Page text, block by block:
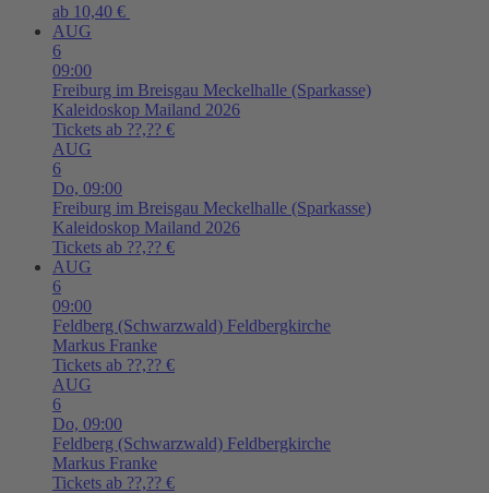
ab 10,40 €
AUG
6
09:00
Freiburg im Breisgau Meckelhalle (Sparkasse)
Kaleidoskop Mailand 2026
Tickets ab ??,?? €
AUG
6
Do, 09:00
Freiburg im Breisgau Meckelhalle (Sparkasse)
Kaleidoskop Mailand 2026
Tickets ab ??,?? €
AUG
6
09:00
Feldberg (Schwarzwald) Feldbergkirche
Markus Franke
Tickets ab ??,?? €
AUG
6
Do, 09:00
Feldberg (Schwarzwald) Feldbergkirche
Markus Franke
Tickets ab ??,?? €